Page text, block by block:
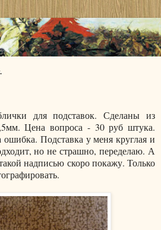
для подставок. Сделаны из
Цена вопроса - 30 руб штука.
Подставка у меня круглая и
но не страшно, переделаю. А
надписью скоро покажу. Только